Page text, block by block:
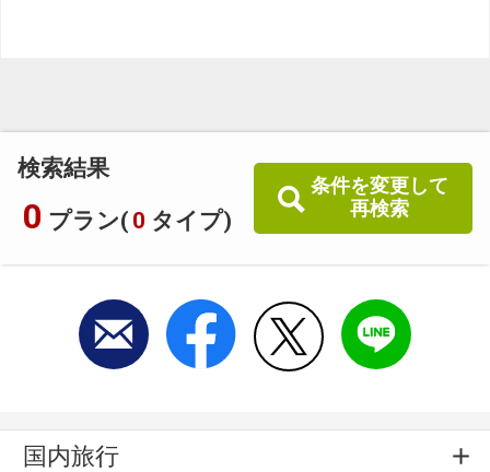
検索結果
0 プラン( 0 タイプ)
条件を変更して
再検索
国内旅行